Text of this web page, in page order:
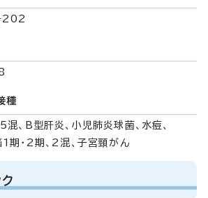
202
種
混、B型肝炎、小児肺炎球菌、水痘、
期・2期、2混、子宮頸がん